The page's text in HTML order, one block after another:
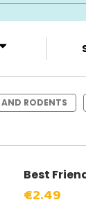
RODENTS
Best
€2.49